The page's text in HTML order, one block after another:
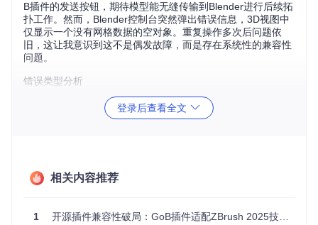
B插件的发送按钮，期待模型能无缝传输到Blender进行后续拓
扑工作。然而，Blender控制台突然弹出错误信息，3D视图中
仅显示一个没有网格数据的空对象。重复操作多次后问题依
旧，这让我意识到这不是偶发故障，而是存在系统性的兼容性
问题。
错误类型分析
[STRUCTURE_UNPACK_ERROR] 触发条件：ZBrush 2025导
出GoZ格式文件时 影响范围：模型颜色数据解析、UV坐标映
在颜色数据块的解析阶段，这暗示ZBrush 2025可能对文件格
用户影响评估
登录后查看全文
相关内容推荐
1 开源插件兼容性破局：GoB插件适配ZBrush 2025技术诊断报告